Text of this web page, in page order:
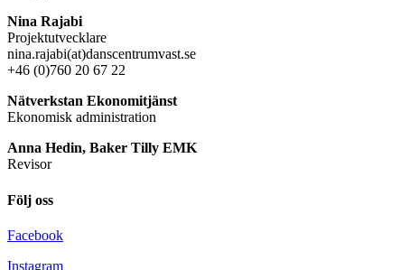
Nina Rajabi
Projektutvecklare
nina.rajabi(at)danscentrumvast.se
+46 (0)760 20 67 22
Nätverkstan Ekonomitjänst
Ekonomisk administration
Anna Hedin, Baker Tilly EMK
Revisor
Följ oss
Facebook
Instagram